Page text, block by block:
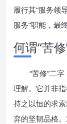
履行其“服务领
服务”职能，最
何谓“苦
“苦修”二
理解。它并非
持之以恒的求
弃的坚韧品格